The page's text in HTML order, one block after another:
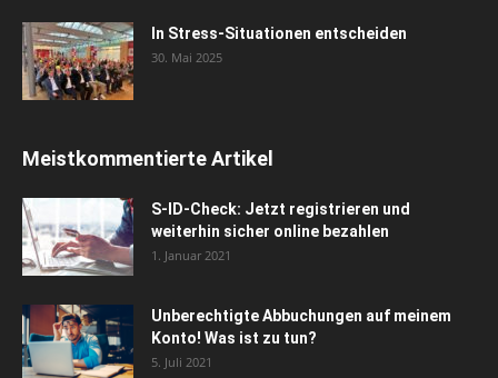
In Stress-Situationen entscheiden
30. Mai 2025
Meistkommentierte Artikel
S-ID-Check: Jetzt registrieren und
weiterhin sicher online bezahlen
1. Januar 2021
Unberechtigte Abbuchungen auf meinem
Konto! Was ist zu tun?
5. Juli 2021